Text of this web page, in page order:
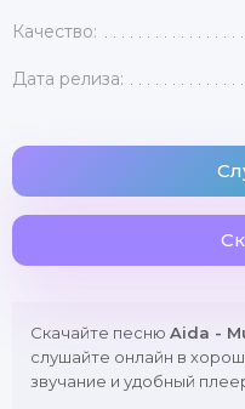
Качество:
Дата релиза:
Скачайте песню Aida -
слушайте онлайн в
звучание и удобный